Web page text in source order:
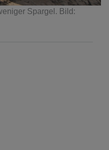
Spargel. Bild: